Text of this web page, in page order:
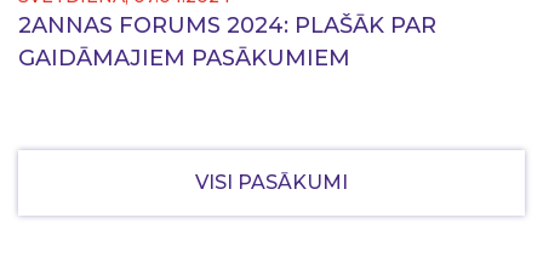
2ANNAS FORUMS 2024: PLAŠĀK PAR
GAIDĀMAJIEM PASĀKUMIEM
VISI PASĀKUMI